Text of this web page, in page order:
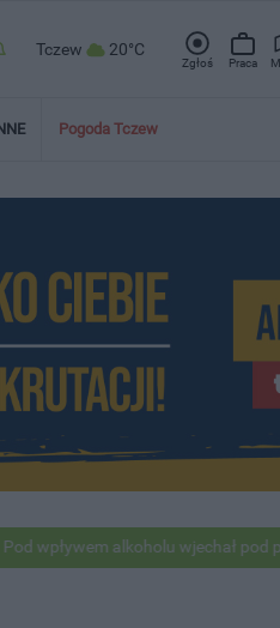
Tczew 20°C
Zgłoś Praca
Pogoda Tczew
alkoholu wjechał pod pociąg